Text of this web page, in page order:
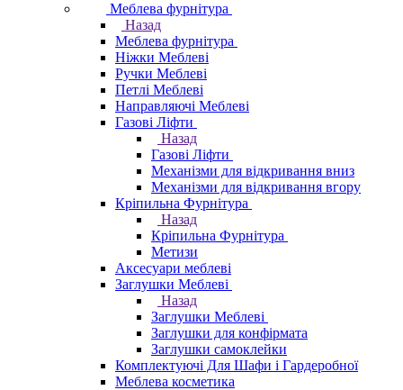
Меблева фурнітура
Назад
Меблева фурнітура
Ніжки Меблеві
Ручки Меблеві
Петлі Меблеві
Направляючі Меблеві
Газові Ліфти
Назад
Газові Ліфти
Механізми для відкривання вниз
Механізми для відкривання вгору
Кріпильна Фурнітура
Назад
Кріпильна Фурнітура
Метизи
Аксесуари меблеві
Заглушки Меблеві
Назад
Заглушки Меблеві
Заглушки для конфірмата
Заглушки самоклейки
Комплектуючі Для Шафи і Гардеробної
Меблева косметика